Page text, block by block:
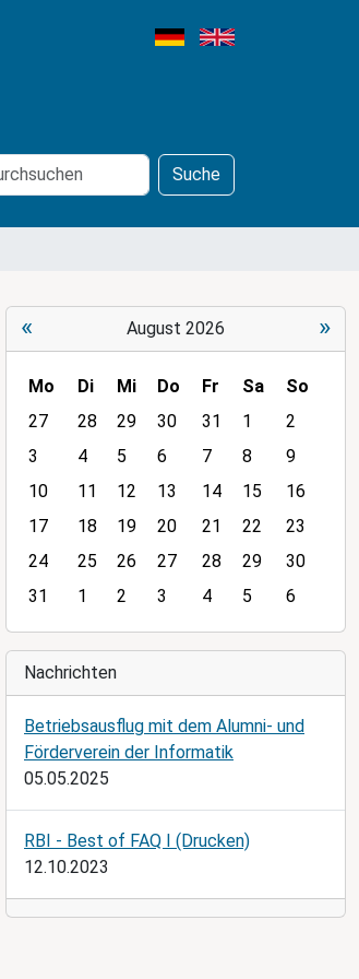
Suche
« August 2026 »
m
n
t
h
8
Mo Di Mi Do Fr Sa
So
27
28 29 30 31 1
2
3
4 5 6 7 8
9
10
11 12 13 14 15
16
17
18 19 20 21 22
23
24
25 26 27 28 29
30
31
1 2 3 4 5 6
Nachrichten
Betriebsausflug mit dem Alumni- und
Förderverein der Informatik
05.05.2025
RBI - Best of FAQ I (Drucken)
12.10.2023